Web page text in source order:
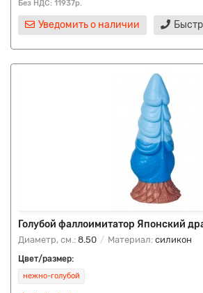
Без НДС: 11937р.
Уведомить о наличии
Голубой фаллоимитатор Японский
Диаметр, см.: 8.50 Материал: силикон
Цвет/размер:
нежно-голубой